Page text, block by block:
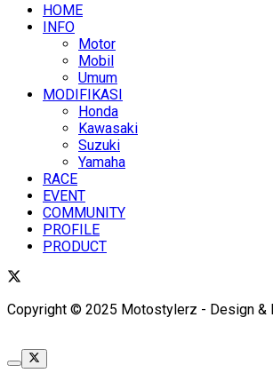
HOME
INFO
Motor
Mobil
Umum
MODIFIKASI
Honda
Kawasaki
Suzuki
Yamaha
RACE
EVENT
COMMUNITY
PROFILE
PRODUCT
Copyright © 2025 Motostylerz - Design &